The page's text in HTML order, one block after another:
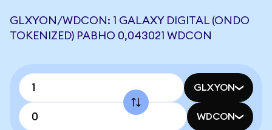
GLXYON/WDCON: 1 GALAXY DIGITAL (ONDO
TOKENIZED) РАВНО 0,043021 WDCON
GLXYON
WDCON